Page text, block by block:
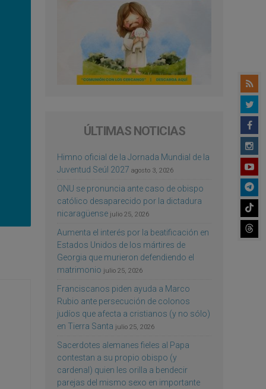
ÚLTIMAS NOTICIAS
Himno oficial de la Jornada Mundial de la
Juventud Seúl 2027 agosto 3, 2026
ONU se pronuncia ante caso de obispo
católico desaparecido por la dictadura
nicaragüense julio 25, 2026
Aumenta el interés por la beatificación en
Estados Unidos de los mártires de
Georgia que murieron defendiendo el
matrimonio julio 25, 2026
Franciscanos piden ayuda a Marco
Rubio ante persecución de colonos
judíos que afecta a cristianos (y no sólo)
en Tierra Santa julio 25, 2026
Sacerdotes alemanes fieles al Papa
contestan a su propio obispo (y
cardenal) quien les orilla a bendecir
parejas del mismo sexo en importante